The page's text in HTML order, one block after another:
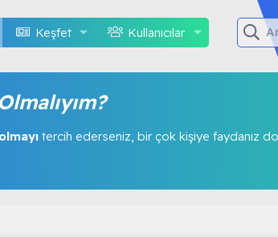
Keşfet Kullanıcılar
tercih ederseniz, bir çok kişiye faydanız